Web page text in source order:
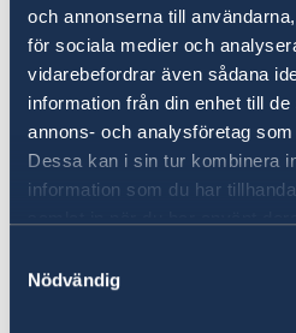
och annonserna till
för sociala medier och
vidarebefordrar även sådana
information från din enhet till
annons- och analysföretag
Dessa kan i sin tur kombinera
information som du har
Nödvändig
Schengenvisering:€90
Nationell visering:€60
Uppehållstillstånd för
arbetskraftsinvandring: